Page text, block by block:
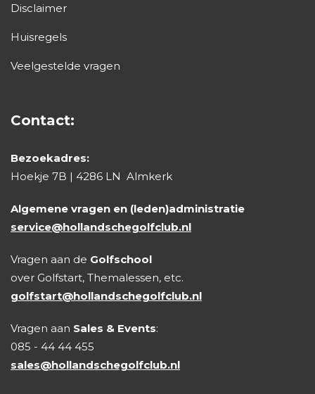
Disclaimer
Huisregels
Veelgestelde vragen
Contact:
Bezoekadres:
Hoekje 7B | 4286 LN Almkerk
Algemene vragen en (leden)administratie
service@hollandschegolfclub.nl
Vragen aan de Golfschool
over Golfstart, Themalessen, etc.
golfstart@hollandschegolfclub.nl
Vragen aan Sales & Events:
085 - 44 44 455
sales@hollandschegolfclub.nl